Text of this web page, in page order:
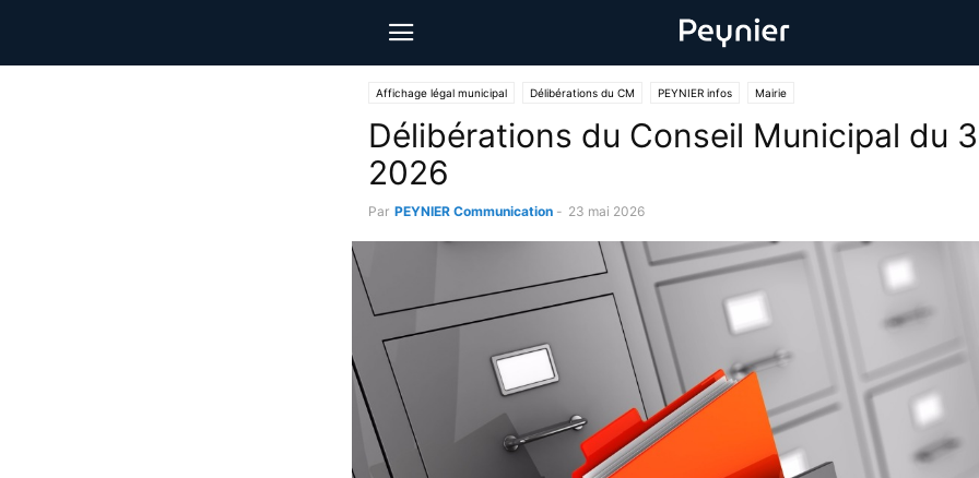
Affichage légal municipal Délibérations du CM PEYNIER infos Mairie
Délibérations du Conseil Municipal du
2026
Par PEYNIER Communication - 23 mai 2026